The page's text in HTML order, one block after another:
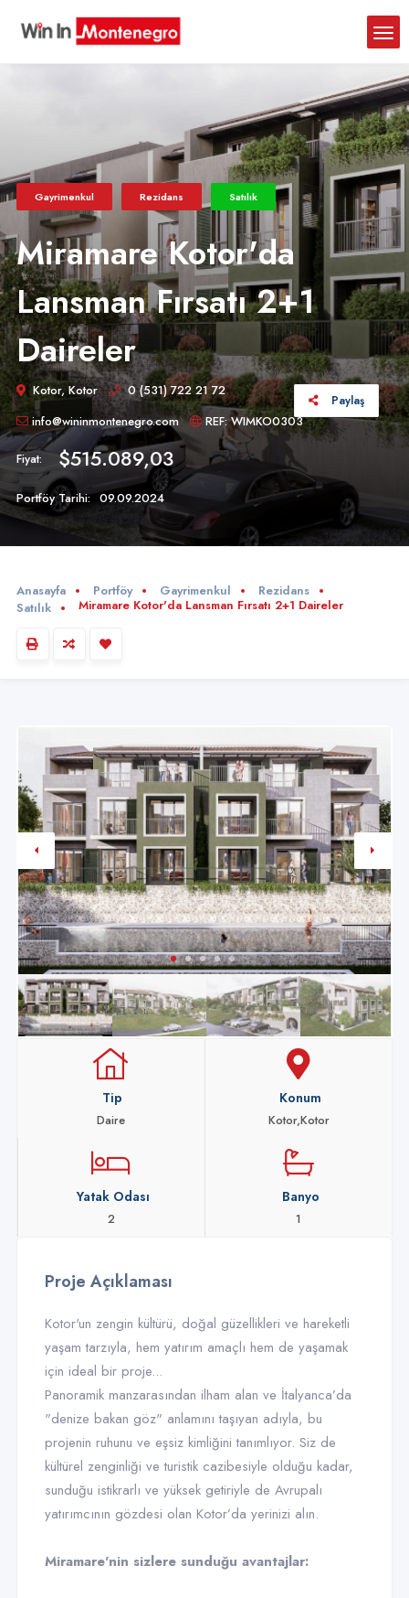
Gayrimenkul Rezidans Satılık
Miramare Kotor'da
Lansman Fırsatı 2+1
Daireler
Kotor, Kotor 0 (531) 722 21 72
.
info@wininmontenegro.com
REF: WIMKO0303
Paylaş
Fiyat: $515.089,03
Portföy Tarihi: 09.09.2024
Anasayfa Portföy Gayrimenkul
Rezidans
Satılık
Miramare Kotor'da Lansman Fırsatı 2+1 Daireler
Tip
Daire
Konum
Kotor,Kotor
Yatak Odası
2
Banyo
1
Proje Açıklaması
Kotor'un zengin kültürü, doğal güzellikleri ve hareketli
yaşam tarzıyla, hem yatırım amaçlı hem de yaşamak
için ideal bir proje...
Panoramik manzarasından ilham alan ve İtalyanca’da
"denize bakan göz" anlamını taşıyan adıyla, bu
projenin ruhunu ve eşsiz kimliğini tanımlıyor. Siz de
kültürel zenginliği ve turistik cazibesiyle olduğu kadar,
sunduğu istikrarlı ve yüksek getiriyle de Avrupalı
yatırımcının gözdesi olan Kotor’da yerinizi alın.
Miramare'nin sizlere sunduğu avantajlar: